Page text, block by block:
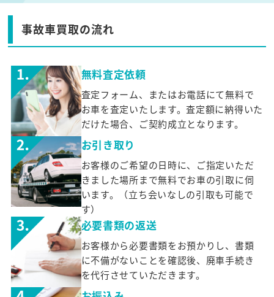
事故車買取の流れ
無料査定依頼
査定フォーム、またはお電話にて無料で
お車を査定いたします。査定額に納得いた
だけた場合、ご契約成立となります。
お引き取り
お客様のご希望の日時に、ご指定いただ
きました場所まで無料でお車の引取に伺
います。（立ち会いなしの引取も可能で
す）
必要書類の返送
お客様から必要書類をお預かりし、書類
に不備がないことを確認後、廃車手続き
を代行させていただきます。